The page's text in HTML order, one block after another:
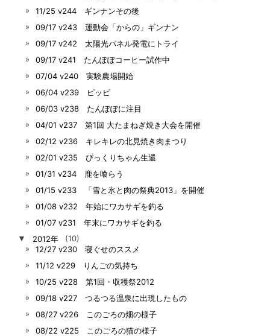
11/25 v244 ギンナンその後
09/17 v243 運動会「からの」ギンナン
09/17 v242 太陽光パネル発電にトライ
09/17 v241 たんぽぽコーヒー試作中
07/04 v240 実験農場開始
06/04 v239 ピッピ
06/03 v238 たんぽぽに注目
04/01 v237 第1回 大たまねぎ焼き大会を開催
02/12 v236 キレキレの北見焼き肉まつり
02/01 v235 びっくりちゃん生還
01/31 v234 鹿を喰らう
01/15 v233 「雪と氷と肉の祭典2013」を開催
01/08 v232 年始にワカサギを釣る
01/07 v231 年末にワカサギを釣る
▼
2012年
(10)
12/27 v230 寝ぐせのススメ
11/12 v229 りんごの気持ち
10/25 v228 第1回・収穫祭2012
09/18 v227 つるつる温泉に出現したもの
08/27 v226 このごろの畑の様子
08/22 v225 このごろの猫の様子